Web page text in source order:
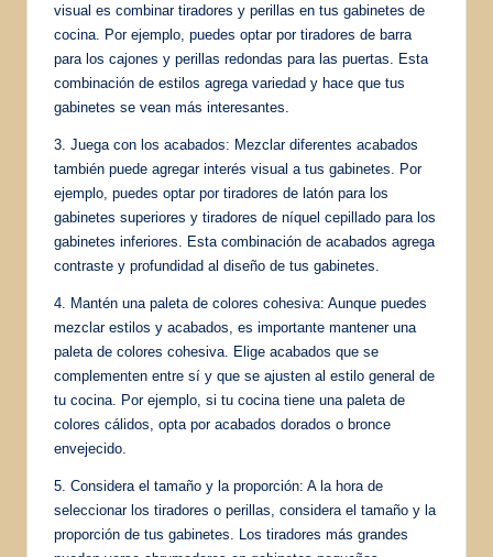
visual es combinar tiradores y perillas en tus gabinetes de
cocina. Por ejemplo, puedes optar por tiradores de barra
para los cajones y perillas redondas para las puertas. Esta
combinación de estilos agrega variedad y hace que tus
gabinetes se vean más interesantes.
3. Juega con los acabados: Mezclar diferentes acabados
también puede agregar interés visual a tus gabinetes. Por
ejemplo, puedes optar por tiradores de latón para los
gabinetes superiores y tiradores de níquel cepillado para los
gabinetes inferiores. Esta combinación de acabados agrega
contraste y profundidad al diseño de tus gabinetes.
4. Mantén una paleta de colores cohesiva: Aunque puedes
mezclar estilos y acabados, es importante mantener una
paleta de colores cohesiva. Elige acabados que se
complementen entre sí y que se ajusten al estilo general de
tu cocina. Por ejemplo, si tu cocina tiene una paleta de
colores cálidos, opta por acabados dorados o bronce
envejecido.
5. Considera el tamaño y la proporción: A la hora de
seleccionar los tiradores o perillas, considera el tamaño y la
proporción de tus gabinetes. Los tiradores más grandes